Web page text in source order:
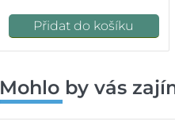
Přidat do košíku
Mohlo by vás